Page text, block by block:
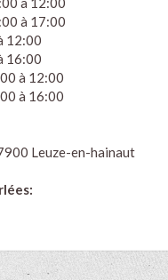
à 17:00
12:00
16:00
à 12:00
à 16:00
Leuze-en-hainaut